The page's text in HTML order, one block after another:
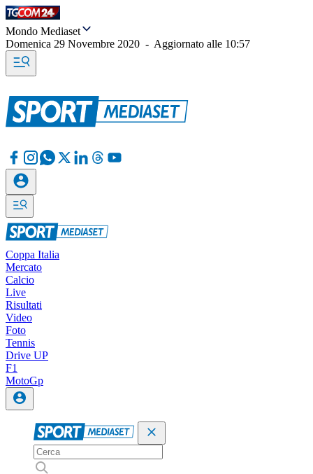
Mondo Mediaset
Domenica 29 Novembre 2020 - Aggiornato alle 10:57
Coppa Italia
Mercato
Calcio
Live
Risultati
Video
Foto
Tennis
Drive UP
F1
MotoGp